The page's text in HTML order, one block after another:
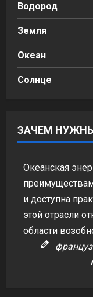
Водород
Земля
Океан
Солнце
ЗАЧЕМ
Океанская
и доступна
этой отрасли
области